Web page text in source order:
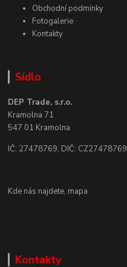
Obchodní podmínky
Fotogalerie
Kontakty
Sídlo
DEP Trade, s.r.o.
Kramolna 71
547 01 Kramolna
IČ: 27478769, DIČ: CZ27478769
Kde nás najdete, mapa
Kontakty